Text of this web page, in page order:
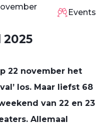
Events
2025
22 november het
los. Maar liefst 68
van 22 en 23
Allemaal